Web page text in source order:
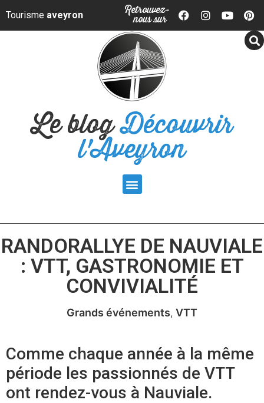
Panneau de gestion des cookies
Tourisme aveyron Retrouvez-
nous sur
Le blogDécouvrir
l'Aveyron
RANDORALLYE DE NAUVIALE
: VTT, GASTRONOMIE ET
CONVIVIALITÉ
Grands événements VTT
Comme chaque année à la même
période les passionnés de VTT
ont rendez-vous à Nauviale.